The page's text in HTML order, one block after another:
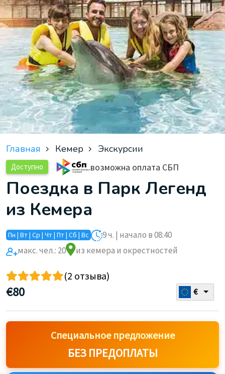
Главная Кемер Экскурсии
Доступно возможна оплата СБП
Поездка в Парк Легенд
из Кемера
Пн | Вт | Ср | Чт | Пт | Сб | Вс
9 ч. | начало в 08:40
макс. чел.: 20
из кемера и окрестностей
(2 отзыва)
€80 €
Специальное предложение
БЕЗ ПРЕДОПЛАТЫ